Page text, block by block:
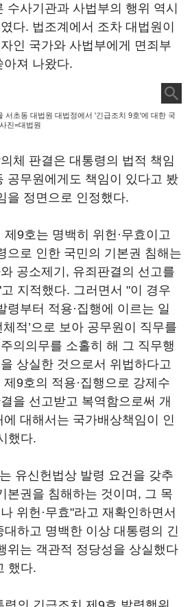
수사기관과 사법부의 행위 역시
다. 법조계에서 조차 대법원이
인 국가와 사법부에게 면죄부
아져 나왔다.
서초동 대법원 대법정에서 '긴급조치 9호'에 대한 국
진=대법원
체 판결은 대통령의 법적 책임
공무원에게도 책임이 있다고 봤
을 정면으로 인정했다.
9호는 명백히 위헌·무효이고
으로 인한 국민의 기본권 침해는
공소제기, 유죄판결의 선고를
지적했다. 그러면서 "이 경우
령부터 적용·집행에 이르는 일
체적’으로 보아 공무원이 직무를
의의무를 소홀히 해 그 직무행
상실한 것으로서 위법하다고
9호의 적용·집행으로 강제수
을 선고받고 복역함으로써 개
대해서는 국가배상책임이 인
했다.
유신헌법상 발령 요건을 갖추
본권을 침해하는 것이며, 그 목
위헌·무효"라고 재확인하면서
하고 명백한 이상 대통령의 긴
위는 객관적 정당성을 상실했다
했다.